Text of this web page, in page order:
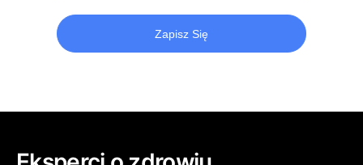
Zapisz Się